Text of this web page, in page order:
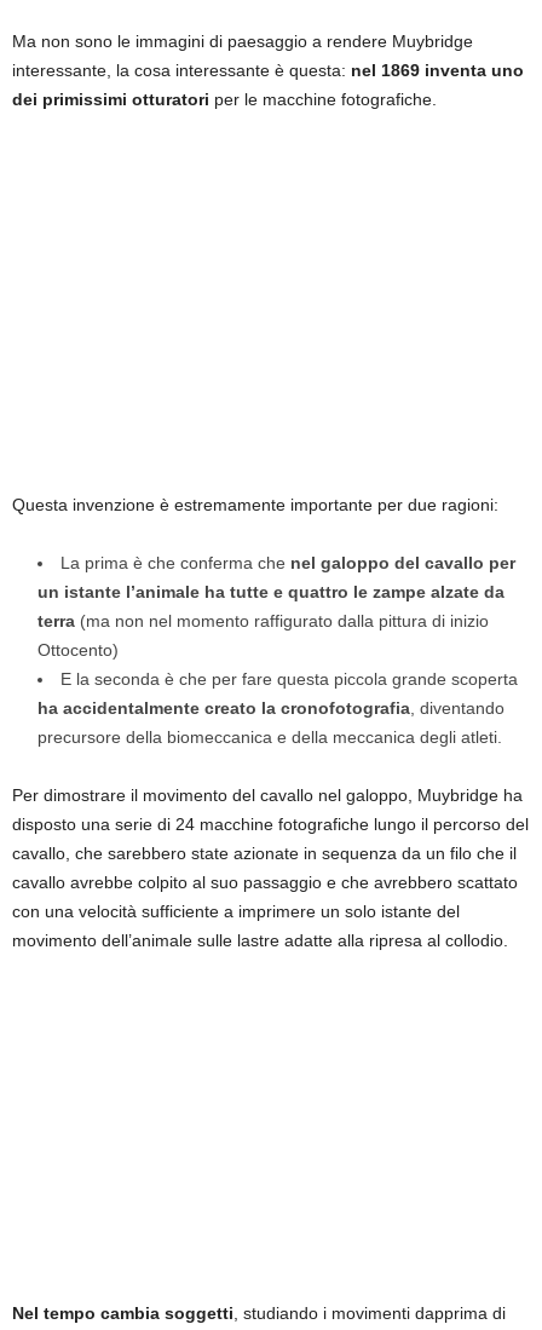
Ma non sono le immagini di paesaggio a rendere Muybridge
interessante, la cosa interessante è questa: nel 1869 inventa uno
dei primissimi otturatori per le macchine fotografiche.
Questa invenzione è estremamente importante per due ragioni:
La prima è che conferma che nel galoppo del cavallo per
un istante l’animale ha tutte e quattro le zampe alzate da
terra (ma non nel momento raffigurato dalla pittura di inizio
Ottocento)
E la seconda è che per fare questa piccola grande scoperta
ha accidentalmente creato la cronofotografia , diventando
precursore della biomeccanica e della meccanica degli atleti.
Per dimostrare il movimento del cavallo nel galoppo, Muybridge ha
disposto una serie di 24 macchine fotografiche lungo il percorso del
cavallo, che sarebbero state azionate in sequenza da un filo che il
cavallo avrebbe colpito al suo passaggio e che avrebbero scattato
con una velocità sufficiente a imprimere un solo istante del
movimento dell’animale sulle lastre adatte alla ripresa al collodio.
Nel tempo cambia soggetti , studiando i movimenti dapprima di